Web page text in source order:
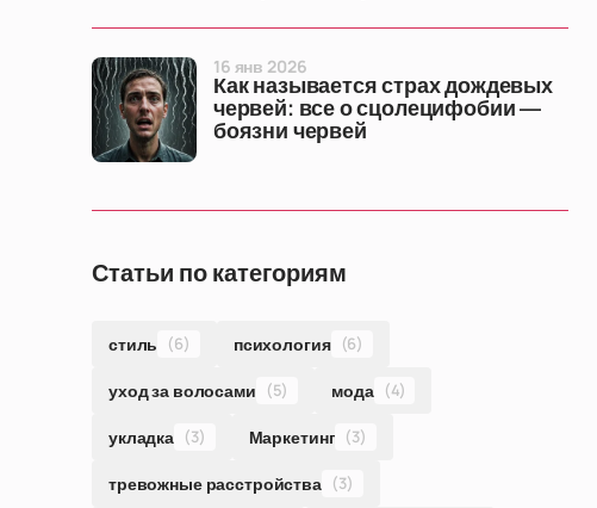
Как называется страх дождевых
червей: все о сцолецифобии —
боязни червей
16 янв 2026
Статьи по категориям
стиль (6) психология (6)
уход за волосами (5) мода (4)
укладка (3) Маркетинг (3)
тревожные расстройства (3)